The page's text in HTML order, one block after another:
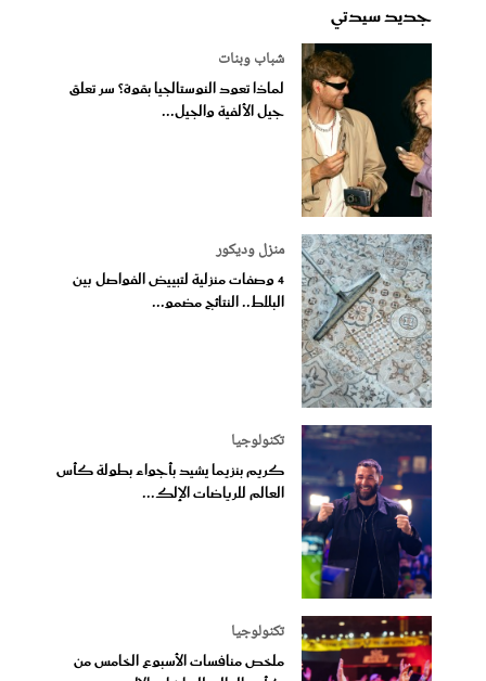
جديد سيدتي
شباب وبنات
لماذا تعود النوستالجيا بقوة؟ سر تعلق
جيل الألفية والجيل...
منزل وديكور
4 وصفات منزلية لتبييض الفواصل بين
البلاط.. النتائج مضمو...
تكنولوجيا
كريم بنزيما يشيد بأجواء بطولة كأس
العالم للرياضات الإلك...
تكنولوجيا
ملخص منافسات الأسبوع الخامس من